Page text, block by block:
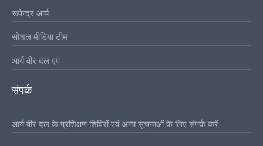
रूपेन्द्र आर्य
सोशल मीडिया टीम
आर्य वीर दल एप
संपर्क
आर्य वीर दल के प्रशिक्षण शिविरों एवं अन्य सूचनाओं के लिए संपर्क करें